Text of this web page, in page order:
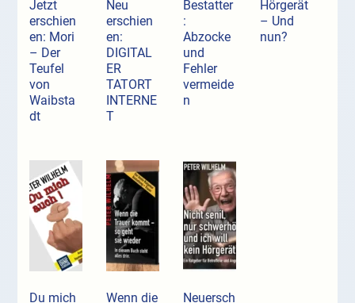
Jetzt
erschien
en: Mori
– Der
Teufel
von
Waibsta
dt
Neu
erschien
en:
DIGITAL
ER
TATORT
INTERNE
T
Bestatter
:
Abzocke
und
Fehler
vermeide
n
Hörgerät
– Und
nun?
Du mich
Wenn die
Neuersch